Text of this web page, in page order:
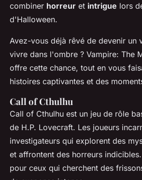
combiner horreur et intrigue lors
d'Halloween.
Avez-vous déjà rêvé de devenir un
vivre dans l'ombre ? Vampire: The
offre cette chance, tout en vous
histoires captivantes et des
Call of Cthulhu
Call of Cthulhu est un jeu de rôle
de H.P. Lovecraft. Les joueurs
investigateurs qui explorent des
et affrontent des horreurs
pour ceux qui cherchent des